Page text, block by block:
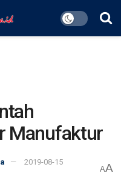
Manufaktur
2019-08-15
AA